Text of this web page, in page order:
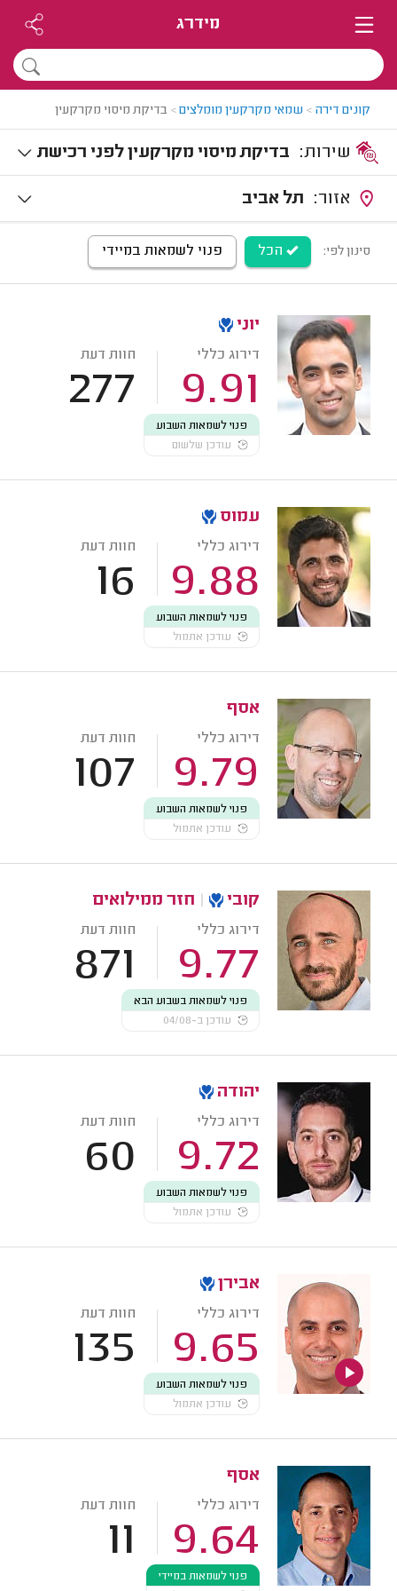
מידרג
קונים דירה > שמאי מקרקעין מומלצים> בדיקת מיסוי מקרקעין
בדיקת מיסוי מקרקעין לפני רכישת
/ מכירת נכס
תל אביב
סינון לפי: הכל פנוי לשמאות במיידי
יוני
דירוג כללי
9.91
חוות דעת
277
פנוי לשמאות השבוע
עודכן שלשום
עמוס
דירוג כללי
9.88
חוות דעת
16
פנוי לשמאות השבוע
עודכן אתמול
אסף
דירוג כללי
9.79
חוות דעת
107
פנוי לשמאות השבוע
עודכן אתמול
קובי חזר ממילואים
דירוג כללי
9.77
חוות דעת
871
פנוי לשמאות בשבוע הבא
עודכן ב-04/08
יהודה
דירוג כללי
9.72
חוות דעת
60
פנוי לשמאות השבוע
עודכן אתמול
אבירן
דירוג כללי
9.65
חוות דעת
135
פנוי לשמאות השבוע
עודכן אתמול
אסף
דירוג כללי
9.64
חוות דעת
11
פנוי לשמאות במיידי